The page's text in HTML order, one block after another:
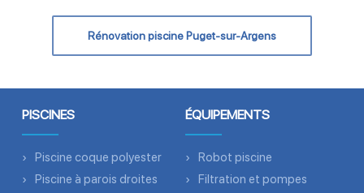
Rénovation piscine Puget-sur-Argens
PISCINES
Piscine coque polyester
Piscine à parois droites
ÉQUIPEMENTS
Robot piscine
Filtration et pompes